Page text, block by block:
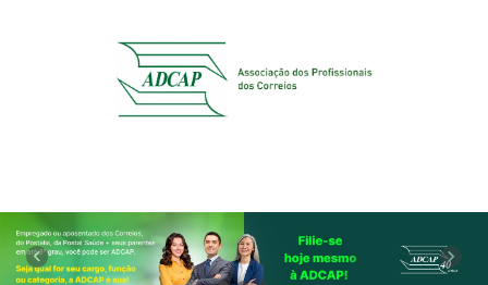
Previous Next